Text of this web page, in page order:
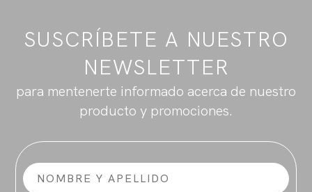
SUSCRÍBETE A NUESTRO
NEWSLETTER
para mentenerte informado acerca de nuestro
producto y promociones.